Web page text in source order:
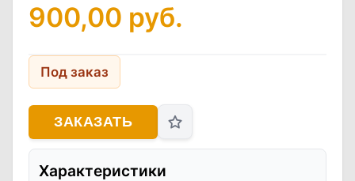
900,00 руб.
Под заказ
ЗАКАЗАТЬ
Характеристики